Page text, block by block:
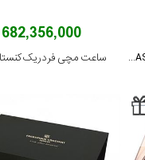
ساعت مچی فردریک کنستانت مدل FC-282AS5B4
682,356,000 تومان